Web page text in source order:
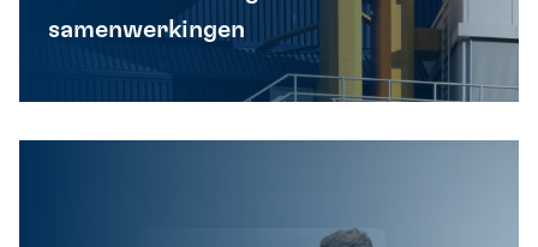
samenwerkingen